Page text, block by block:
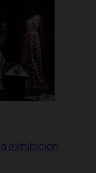
exhibición